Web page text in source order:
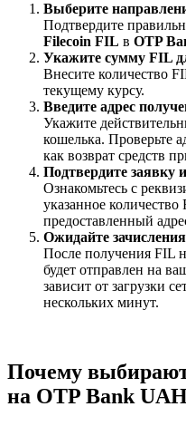
Выберите
Подтвердите
Filecoin FIL в OTP
Укажите сумму FIL
Внесите количество
текущему курсу.
Введите адрес
Укажите
кошелька. Проверьте
как возврат средств
Подтвердите заявку
Ознакомьтесь с
указанное
предоставленный
Ожидайте
После получения FIL
будет отправлен на
зависит от загрузки
нескольких минут.
Почему
на OTP Bank